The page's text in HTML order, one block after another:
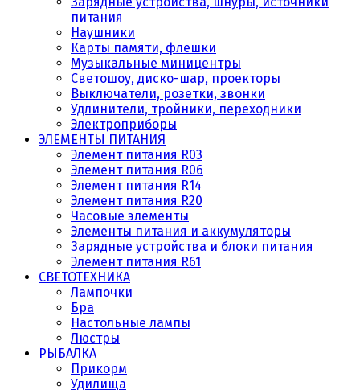
питания
Наушники
Карты памяти, флешки
Музыкальные миницентры
Светошоу, диско-шар, проекторы
Выключатели, розетки, звонки
Удлинители, тройники, переходники
Электроприборы
ЭЛЕМЕНТЫ ПИТАНИЯ
Элемент питания R03
Элемент питания R06
Элемент питания R14
Элемент питания R20
Часовые элементы
Элементы питания и аккумуляторы
Зарядные устройства и блоки питания
Элемент питания R61
СВЕТОТЕХНИКА
Лампочки
Бра
Настольные лампы
Люстры
РЫБАЛКА
Прикорм
Удилища